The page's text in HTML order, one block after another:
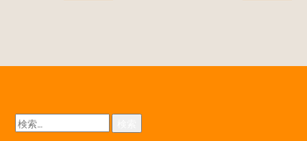
検
索: